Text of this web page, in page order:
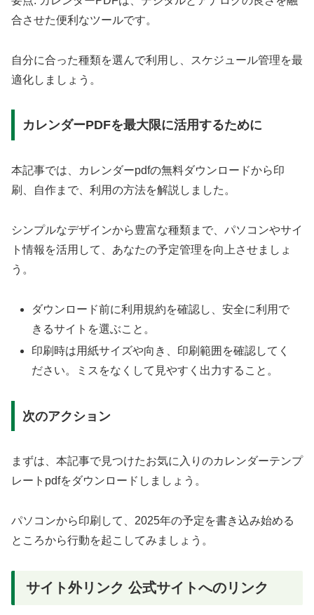
合させた便利なツールです。
自分に合った種類を選んで利用し、スケジュール管理を最
適化しましょう。
カレンダーPDFを最大限に活用するために
本記事では、カレンダーpdfの無料ダウンロードから印
刷、自作まで、利用の方法を解説しました。
シンプルなデザインから豊富な種類まで、パソコンやサイ
ト情報を活用して、あなたの予定管理を向上させましょ
う。
ダウンロード前に利用規約を確認し、安全に利用で
きるサイトを選ぶこと。
印刷時は用紙サイズや向き、印刷範囲を確認してく
ださい。ミスをなくして見やすく出力すること。
次のアクション
まずは、本記事で見つけたお気に入りのカレンダーテンプ
レートpdfをダウンロードしましょう。
パソコンから印刷して、2025年の予定を書き込み始める
ところから行動を起こしてみましょう。
サイト外リンク 公式サイトへのリンク